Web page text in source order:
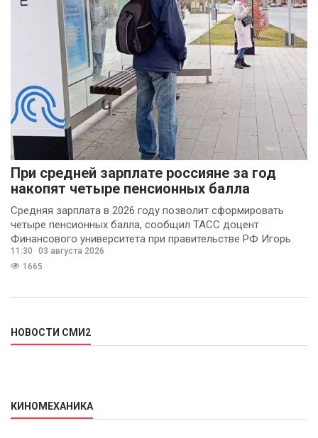
При средней зарплате россияне за год
накопят четыре пенсионных балла
Средняя зарплата в 2026 году позволит сформировать
четыре пенсионных балла, сообщил ТАСС доцент
Финансового университета при правительстве РФ Игорь
Балынин.
11:30
03 августа 2026
1665
НОВОСТИ СМИ2
КИНОМЕХАНИКА